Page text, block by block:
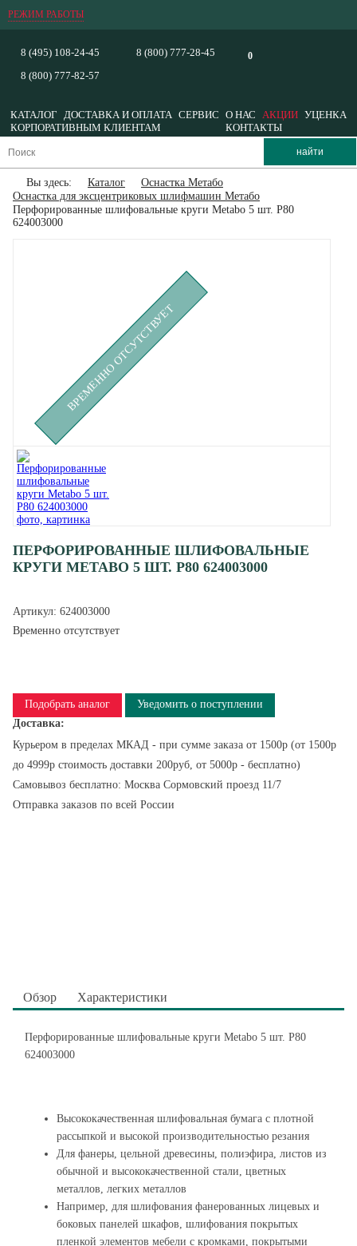
РЕЖИМ РАБОТЫ
0
8 (495) 108-24-45
8 (800) 777-82-57
8 (800) 777-28-45
КАТАЛОГ ДОСТАВКА И ОПЛАТА СЕРВИС О НАС АКЦИИ УЦЕНКА
КОРПОРАТИВНЫМ КЛИЕНТАМ
КОНТАКТЫ
Вы здесь: Каталог
Оснастка Метабо
Оснастка для эксцентриковых шлифмашин Метабо
Перфорированные шлифовальные круги Metabo 5 шт. Р80
624003000
ВРЕМЕННО ОТСУТСТВУЕТ
ПЕРФОРИРОВАННЫЕ ШЛИФОВАЛЬНЫЕ
КРУГИ METABO 5 ШТ. Р80 624003000
Артикул: 624003000
Временно отсутствует
Подобрать аналог
Уведомить о поступлении
Доставка:
Курьером в пределах МКАД - при сумме заказа от 1500р (от 1500р
до 4999р стоимость доставки 200руб, от 5000р - бесплатно)
Самовывоз бесплатно: Москва Сормовский проезд 11/7
Отправка заказов по всей России
Обзор Характеристики
Перфорированные шлифовальные круги Metabo 5 шт. Р80
624003000
Высококачественная шлифовальная бумага с плотной
рассыпкой и высокой производительностью резания
Для фанеры, цельной древесины, полиэфира, листов из
обычной и высококачественной стали, цветных
металлов, легких металлов
Например, для шлифования фанерованных лицевых и
боковых панелей шкафов, шлифования покрытых
пленкой элементов мебели с кромками, покрытыми